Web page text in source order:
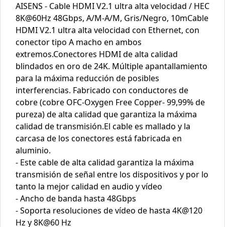
AISENS - Cable HDMI V2.1 ultra alta velocidad / HEC
8K@60Hz 48Gbps, A/M-A/M, Gris/Negro, 10mCable
HDMI V2.1 ultra alta velocidad con Ethernet, con
conector tipo A macho en ambos
extremos.Conectores HDMI de alta calidad
blindados en oro de 24K. Múltiple apantallamiento
para la máxima reducción de posibles
interferencias. Fabricado con conductores de
cobre (cobre OFC-Oxygen Free Copper- 99,99% de
pureza) de alta calidad que garantiza la máxima
calidad de transmisión.El cable es mallado y la
carcasa de los conectores está fabricada en
aluminio.
- Este cable de alta calidad garantiza la máxima
transmisión de señal entre los dispositivos y por lo
tanto la mejor calidad en audio y vídeo
- Ancho de banda hasta 48Gbps
- Soporta resoluciones de vídeo de hasta 4K@120
Hz y 8K@60 Hz